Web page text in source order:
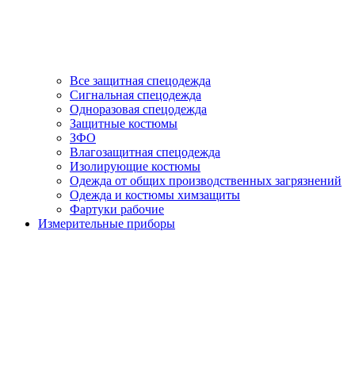
Все защитная спецодежда
Сигнальная спецодежда
Одноразовая спецодежда
Защитные костюмы
ЗФО
Влагозащитная спецодежда
Изолирующие костюмы
Одежда от общих производственных загрязнений
Одежда и костюмы химзащиты
Фартуки рабочие
Измерительные приборы